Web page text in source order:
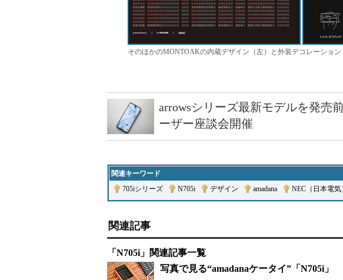
そのほかのMONTOAKの内蔵デザイン（左）と外装デコレーション
arrowsシリーズ最新モデルを発売
ーザー座談会開催
関連キーワード
705iシリーズ
N705i デザイン amadana NEC（日本電気
関連記事
「N705i」関連記事一覧
写真で見る“amadanaケータイ”「N705i」